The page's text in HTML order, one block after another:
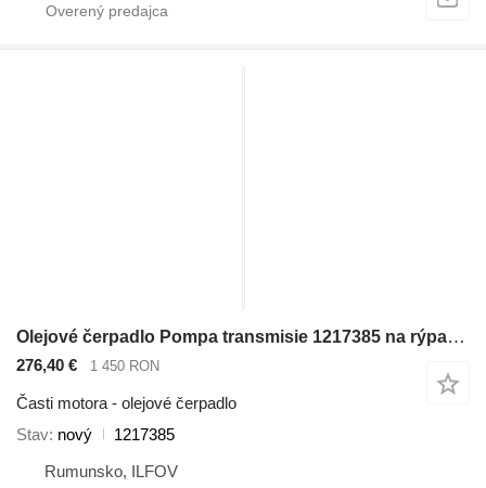
Olejové čerpadlo Pompa transmisie 1217385 na rýpadla-nakladača Caterpillar 414E , 416C , 416D , 416E , 416F , 420D , 420E , 420F , 422E , 422F , 424B , 424B HD , 424D , 426C , 428C , 428D , 428E , 428F , 430D , 430E , 430F , 432D , 432E , 432F , 434E , 434F , 436C , 438C , 438D , 442D , 442E , 444E , 444F
276,40 € 1 450 RON
Časti motora - olejové čerpadlo
Stav nový
1217385
Rumunsko, ILFOV